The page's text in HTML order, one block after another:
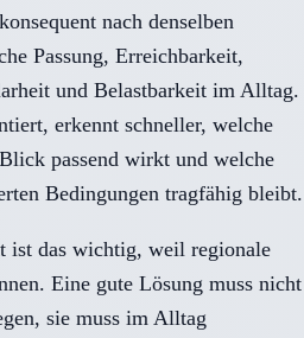
nach denselben
Passung, Erreichbarkeit,
und Belastbarkeit im Alltag.
erkennt schneller, welche
passend wirkt und welche
Bedingungen tragfähig bleibt.
ist das wichtig, weil regionale
Eine gute Lösung muss nicht
sie muss im Alltag